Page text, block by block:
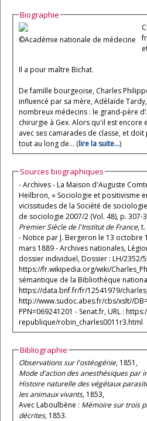
Biographie
©Académie nationale de médecine
Il a pour maître Bichat.
De famille bourgeoise, Charles
influencé par sa mère, Adélaïde
nombreux médecins : le grand-père
chirurgie à Gex. Alors qu'il est
avec ses camarades de classe, et
tout au long de... (lire la suite...)
Sources biographiques
- Archives - La Maison d'Auguste
Heilbron, « Sociologie et positivisme
vicissitudes de la Société de
de sociologie 2007/2 (Vol. 48), p. 307-
Premier Siècle de l'Institut de France,
- Notice par J. Bergeron le 13 octobre
mars 1889 - Archives nationales,
dossier individuel, Dossier : LH/2352/55 - Wikipédia,
https://fr.wikipedia.org/wiki/
sémantique de la Bibliothèque
https://data.bnf.fr/fr/12541979/
http://www.sudoc.abes.fr/cbs/xslt//
PPN=069241201 - Senat.fr, URL :
republique/robin_charles0011r3.html
Bibliographie
Observations sur l'ostéogénie, 1851,
Mode d'action des anesthésiques par
Histoire naturelle des végétaux
les animaux vivants, 1853,
Avec Laboulbène : Mémoire sur trois
décrites, 1853.